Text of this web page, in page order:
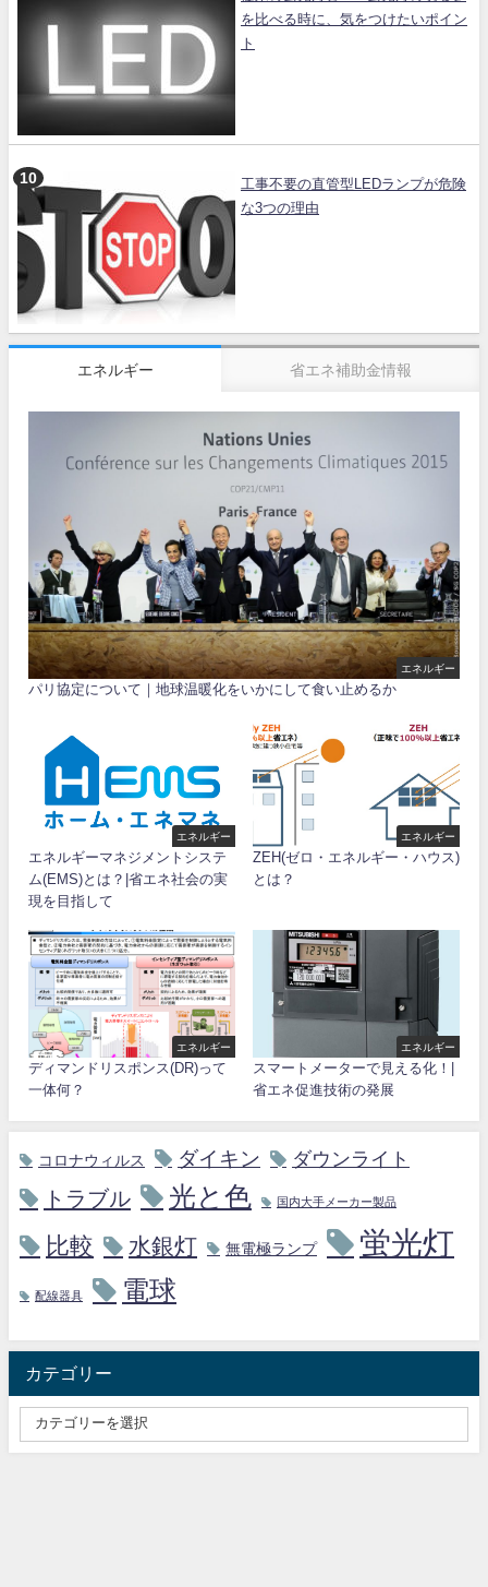
を比べる時に、気をつけたいポイン
ト
工事不要の直管型LEDランプが危険
な3つの理由
エネルギー 省エネ補助金情報
エネルギー
パリ協定について｜地球温暖化をいかにして食い止めるか
エネルギー
エネルギーマネジメントシステ
ム(EMS)とは？|省エネ社会の実
現を目指して
エネルギー
ZEH(ゼロ・エネルギー・ハウス)
とは？
エネルギー
ディマンドリスポンス(DR)って
一体何？
エネルギー
スマートメーターで見える化！|
省エネ促進技術の発展
コロナウィルス ダイキン ダウンライト
トラブル 光と色 国内大手メーカー製品
比較 水銀灯 無電極ランプ 蛍光灯
配線器具 電球
カテゴリー